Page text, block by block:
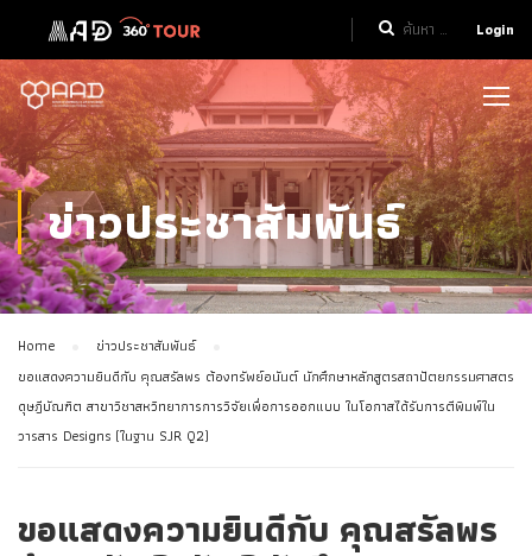
Login
ข่าวประชาสัมพันธ์
Home
ข่าวประชาสัมพันธ์
ขอแสดงความยินดีกับ คุณสรัลพร ต้องทรัพย์อนันต์ นักศึกษาหลักสูตรสถาปัตยกรรมศาสตร
ดุษฎีบัณฑิต สาขาวิชาสหวิทยาการการวิจัยเพื่อการออกแบบ ในโอกาสได้รับการตีพิมพ์ใน
วารสาร Designs (ในฐาน SJR Q2)
ขอแสดงความยินดีกับ คุณสรัลพร